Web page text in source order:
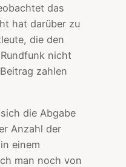
das
hat darüber zu
die den
nicht
zahlen
die Abgabe
Anzahl der
einem
man noch von